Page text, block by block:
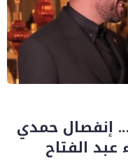
10 سنوات…. إنفصال حمدي
الفتاح